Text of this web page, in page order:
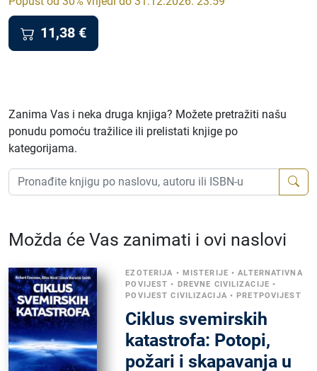
11,38 €
Zanima Vas i neka druga knjiga? Možete pretražiti našu
ponudu pomoću tražilice ili prelistati knjige po
kategorijama.
Možda će Vas zanimati i ovi naslovi
EZOTERIJA • MISTERIJE •ALTERNATIVNA
POVIJEST • DREVNE CIVILIZACIJE •
POVIJEST CIVILIZACIJA •PRETPOVIJEST
Ciklus svemirskih
katastrofa: Potopi,
požari i skapavanja u